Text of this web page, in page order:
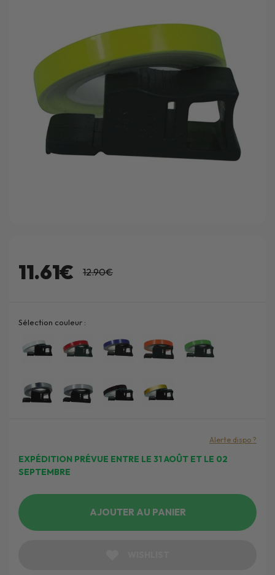
11.61€ 12.90€
Sélection couleur :
EXPÉDITION PRÉVUE ENTRE LE 31 AOÛT ET LE 02
SEPTEMBRE
Alerte dispo ?
AJOUTER AU PANIER